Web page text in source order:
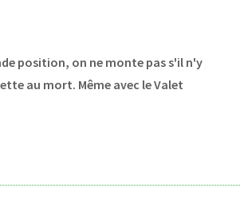
position, on ne monte pas s'il n'y
au mort. Même avec le Valet